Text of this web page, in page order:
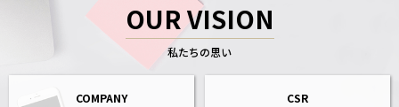
OUR VISION
私たちの思い
COMPANY CSR